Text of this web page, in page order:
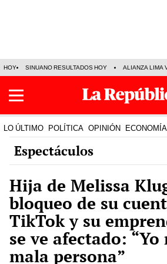
HOY SINUANO RESULTADOS HOY ALIANZA LIMA
LO ÚLTIMO POLÍTICA OPINIÓN ECONOMÍA
Espectáculos
Hija de Melissa
bloqueo de su
TikTok y su
se ve afectado: “Yo
mala persona”